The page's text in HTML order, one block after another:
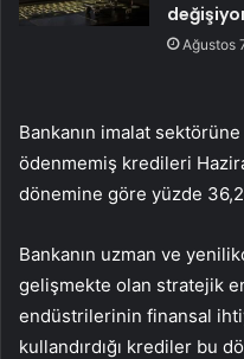
Ağustos
Bankanın imalat
ödenmemiş kredileri
dönemine göre yüzde
Bankanın uzman ve
gelişmekte olan stratejik
endüstrilerinin finansal
kullandırdığı krediler bu